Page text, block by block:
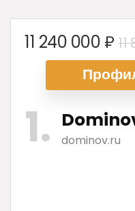
11 240 000₽
1 dominov.ru